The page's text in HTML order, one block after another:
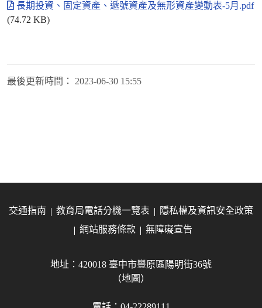
長期投資、固定資產、遞號資產及無形資產變動表-5月.pdf
(74.72 KB)
最後更新時間： 2023-06-30 15:55
交通指南 教育局電話分機一覽表
隱私權及資訊安全政策
網站服務條款
無障礙宣告
地址：420018 臺中市豐原區陽明街36號
（地圖）